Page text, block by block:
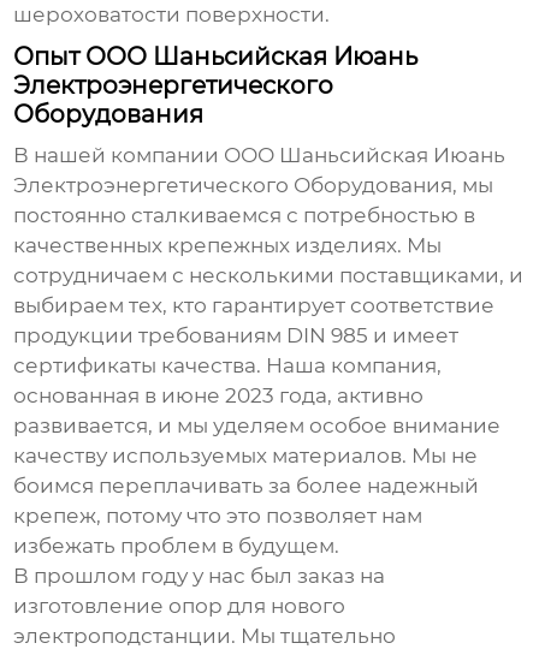
шероховатости поверхности.
Опыт ООО Шаньсийская Июань
Электроэнергетического
Оборудования
В нашей компании ООО Шаньсийская Июань
Электроэнергетического Оборудования, мы
постоянно сталкиваемся с потребностью в
качественных крепежных изделиях. Мы
сотрудничаем с несколькими поставщиками, и
выбираем тех, кто гарантирует соответствие
продукции требованиям DIN 985 и имеет
сертификаты качества. Наша компания,
основанная в июне 2023 года, активно
развивается, и мы уделяем особое внимание
качеству используемых материалов. Мы не
боимся переплачивать за более надежный
крепеж, потому что это позволяет нам
избежать проблем в будущем.
В прошлом году у нас был заказ на
изготовление опор для нового
электроподстанции. Мы тщательно